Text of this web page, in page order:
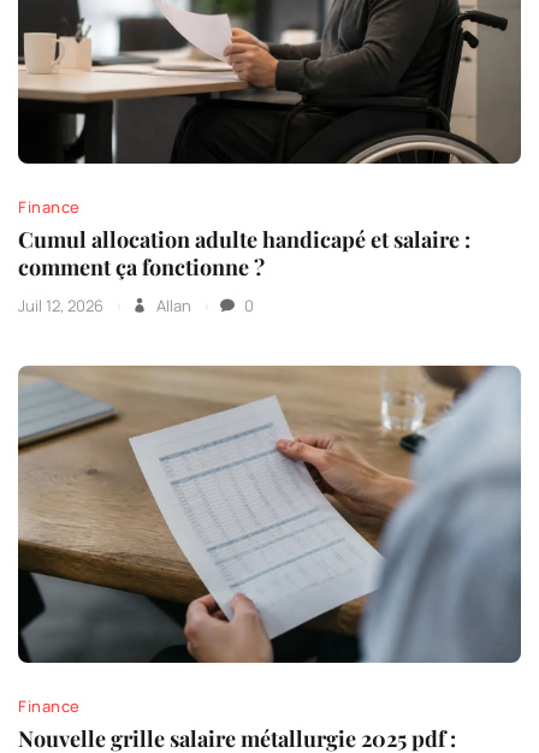
Finance
Cumul allocation adulte handicapé et salaire :
comment ça fonctionne ?
Juil 12, 2026 Allan 0
Finance
Nouvelle grille salaire métallurgie 2025 pdf :